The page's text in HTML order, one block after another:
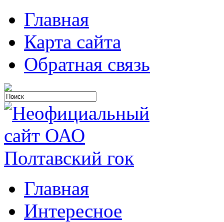
Главная
Карта сайта
Обратная связь
Главная
Интересное